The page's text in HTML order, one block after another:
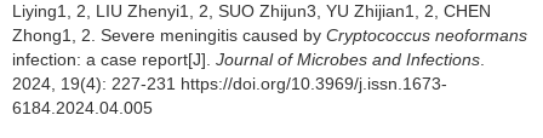
Liying1, 2, LIU Zhenyi1, 2, SUO Zhijun3, YU Zhijian1, 2, CHEN
Zhong1, 2. Severe meningitis caused by Cryptococcus neoformans
infection: a case report[J]. Journal of Microbes and Infections
2024, 19(4): 227-231 https://doi.org/10.3969/j.issn.1673-
6184.2024.04.005